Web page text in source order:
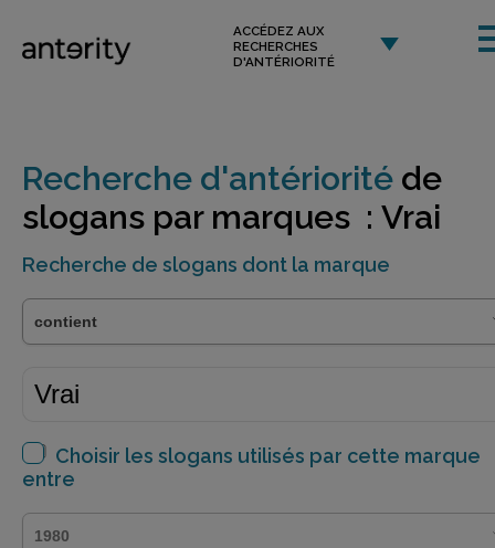
ACCÉDEZ AUX
RECHERCHES
D'ANTÉRIORITÉ
Recherche d'antériorité de
slogans par marques : Vrai
Recherche de slogans dont la marque
Choisir les slogans utilisés par cette marque
entre